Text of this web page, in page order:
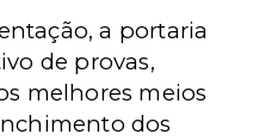
a portaria
de provas,
melhores meios
dos